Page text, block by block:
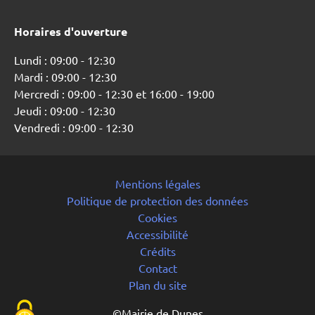
Horaires d'ouverture
Lundi : 09:00 - 12:30
Mardi : 09:00 - 12:30
Mercredi : 09:00 - 12:30 et 16:00 - 19:00
Jeudi : 09:00 - 12:30
Vendredi : 09:00 - 12:30
Mentions légales
Politique de protection des données
Cookies
Accessibilité
Crédits
Contact
Plan du site